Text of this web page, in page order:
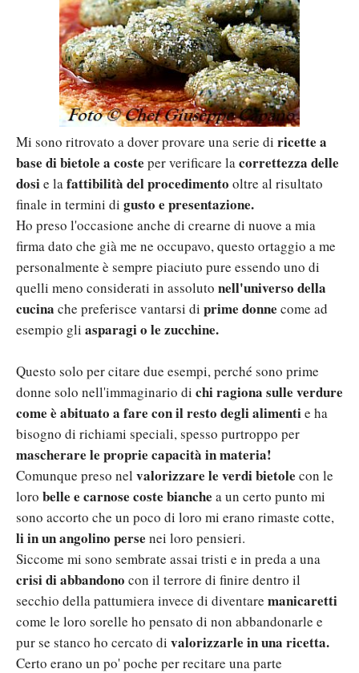
Mi sono ritrovato a dover provare una serie di ricette a
base di bietole a coste per verificare la correttezza delle
dosie la fattibilità del procedimento oltre al risultato
finale in termini di gusto e presentazione.
Ho preso l'occasione anche di crearne di nuove a mia
firma dato che già me ne occupavo, questo ortaggio a me
personalmente è sempre piaciuto pure essendo uno di
quelli meno considerati in assoluto nell'universo della
cucina che preferisce vantarsi di prime donne come ad
esempio gli asparagi o le zucchine.
Questo solo per citare due esempi, perché sono prime
donne solo nell'immaginario di chi ragiona sulle verdure
come è abituato a fare con il resto degli alimentie ha
bisogno di richiami speciali, spesso purtroppo per
mascherare le proprie capacità in materia!
Comunque preso nel valorizzare le verdi bietole con le
loro belle e carnose coste bianche a un certo punto mi
sono accorto che un poco di loro mi erano rimaste cotte,
li in un angolino perse nei loro pensieri.
Siccome mi sono sembrate assai tristi e in preda a una
crisi di abbandono con il terrore di finire dentro il
secchio della pattumiera invece di diventare manicaretti
come le loro sorelle ho pensato di non abbandonarle e
pur se stanco ho cercato di valorizzarle in una ricetta.
Certo erano un po' poche per recitare una parte